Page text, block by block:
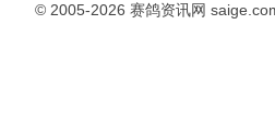
© 2005-2026 赛鸽资讯网